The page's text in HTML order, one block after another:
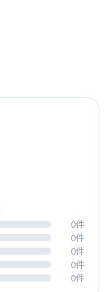
0件
0件
0件
0件
0件